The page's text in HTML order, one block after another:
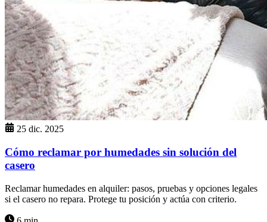
25 dic. 2025
Cómo reclamar por humedades sin solución del
casero
Reclamar humedades en alquiler: pasos, pruebas y opciones legales
si el casero no repara. Protege tu posición y actúa con criterio.